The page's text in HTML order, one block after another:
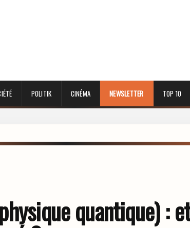
POLITIK CINÉMA NEWSLETTER TOP 10
quantique) :